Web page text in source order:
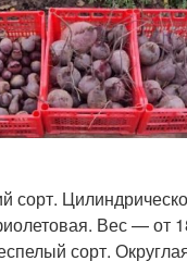
сорт.
Вес — от
сорт.